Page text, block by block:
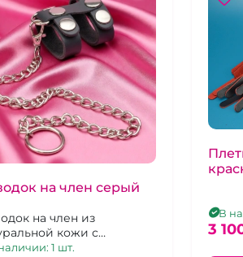
на член серый
на член из
кожи с
1 шт.
В
3